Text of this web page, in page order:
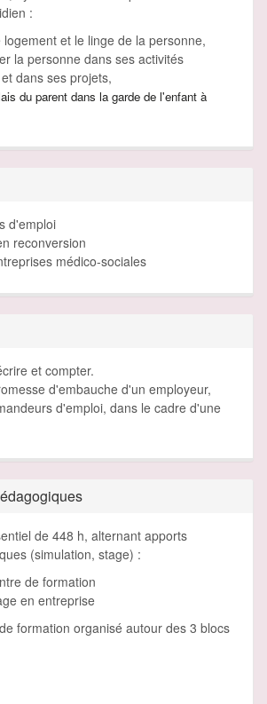
:
logement et le linge de la personne,
la personne dans ses activités
dans ses projets,
du parent dans la garde de l'enfant à
d'emploi
reconversion
médico-sociales
et compter.
d'embauche d'un employeur,
d'emploi, dans le cadre d'une
de 448 h, alternant apports
(simulation, stage) :
de formation
en entreprise
formation organisé autour des 3 blocs